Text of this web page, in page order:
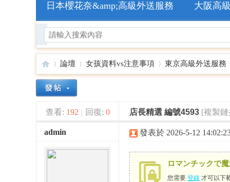
日本櫻花奈&amp;高級外送服務 大阪高
🥇»
論壇
›
女孩資料vs注意事項
›
東京高級外送服務
›
查看: 192 | 回復: 0 店長精選 編號4593 [複製
admin 發表於 2026-5-12
ロマンチックで
您需要 登錄 才可以下